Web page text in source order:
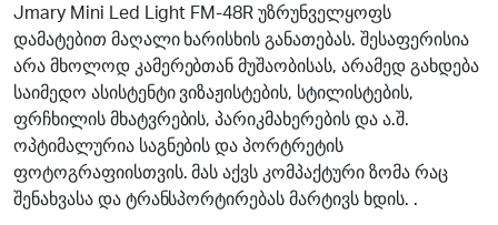
price
was:
60.00₾.
price
is:
48.00₾.
Jmary Mini Led Light FM-48R უზრუნველყოფს
დამატებით მაღალი ხარისხის განათებას. შესაფერისია
არა მხოლოდ კამერებთან მუშაობისას, არამედ გახდება
საიმედო ასისტენტი ვიზაჟისტების, სტილისტების,
ფრჩხილის მხატვრების, პარიკმახერების და ა.შ.
ოპტიმალურია საგნების და პორტრეტის
ფოტოგრაფიისთვის. მას აქვს კომპაქტური ზომა რაც
შენახვასა და ტრანსპორტირებას მარტივს ხდის. .